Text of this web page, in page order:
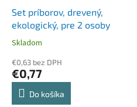
Set príborov, drevený,
ekologický, pre 2 osoby
Skladom
€0,63 bez DPH
€0,77
Do košíka